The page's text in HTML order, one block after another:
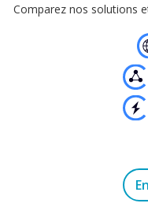
Comparez nos solutions